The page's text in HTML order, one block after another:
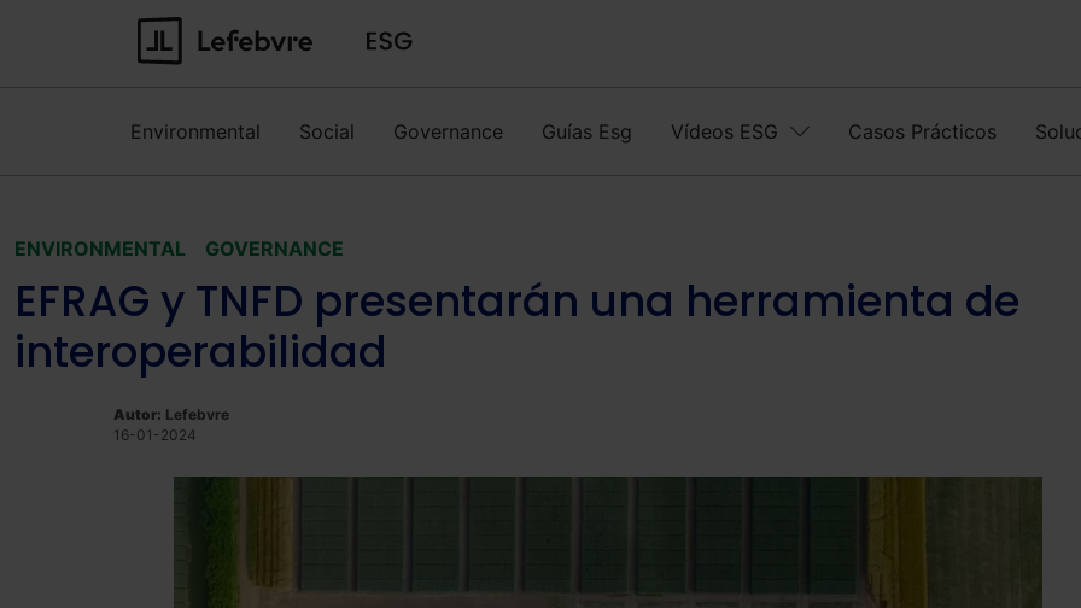
Environmental Social Governance Guías Esg Vídeos ESG Casos Prácticos
ENVIRONMENTAL GOVERNANCE
EFRAG y TNFD presentarán una herramienta de
interoperabilidad
Autor: Lefebvre
16-01-2024